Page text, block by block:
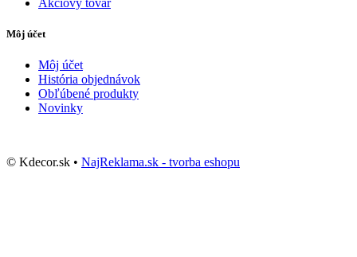
Akciový tovar
Môj účet
Môj účet
História objednávok
Obľúbené produkty
Novinky
© Kdecor.sk • NajReklama.sk - tvorba eshopu